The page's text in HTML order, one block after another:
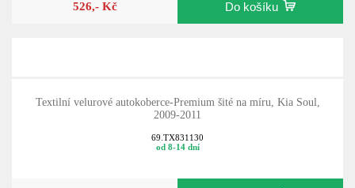
526,- Kč Do košíku
Textilní velurové autokoberce-Premium šité na míru, Kia Soul,
2009-2011
69.TX831130
od 8-14 dní